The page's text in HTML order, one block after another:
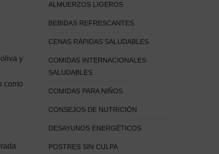
y
como
ALMUERZOS LIGEROS
BEBIDAS REFRESCANTES
CENAS RÁPIDAS SALUDABLES
COMIDAS INTERNACIONALES
SALUDABLES
COMIDAS PARA NIÑOS
CONSEJOS DE NUTRICIÓN
DESAYUNOS ENERGÉTICOS
POSTRES SIN CULPA